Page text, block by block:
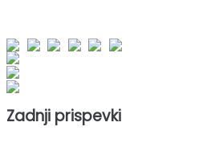
Zadnji prispevki